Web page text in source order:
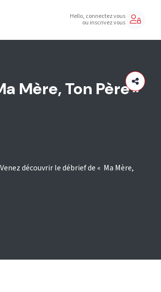
Hello, connectez vous
ou inscrivez vous
Mère, Ton Père »
découvrir le débrief de « Ma Mère,